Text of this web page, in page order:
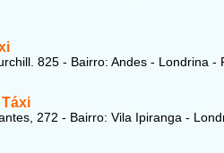
825 - Bairro: Andes - Londrina -
272 - Bairro: Vila Ipiranga -